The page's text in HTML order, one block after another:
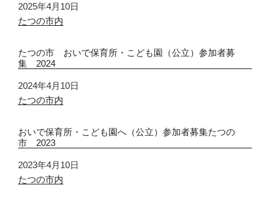
日付
2025年4月10日
関連理由
たつの市内
たつの市 おいで保育所・こども園（公立）参加者募
集 2024
日付
2024年4月10日
関連理由
たつの市内
おいで保育所・こども園へ（公立）参加者募集たつの
市 2023
日付
2023年4月10日
関連理由
たつの市内